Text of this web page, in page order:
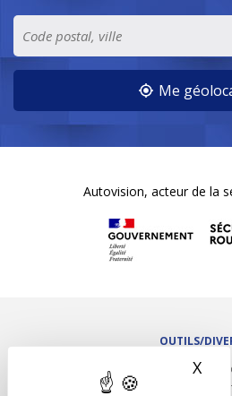
X
Me
Autovision, acteur de la
OUTILS/
Rappel contrôle
Partenariats/